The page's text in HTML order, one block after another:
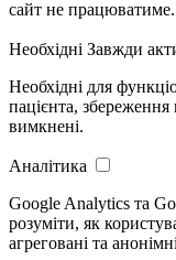
сайт не працюватиме.
Необхідні Завжди
Необхідні для
пацієнта,
вимкнені.
Аналітика
Google Analytics та
розуміти, як
агреговані та